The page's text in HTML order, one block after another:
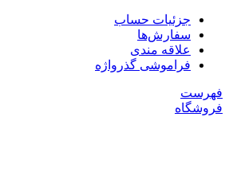
جزئیات حساب
سفارش‌ها
علاقه مندی
فراموشی گذرواژه
فهرست
فروشگاه